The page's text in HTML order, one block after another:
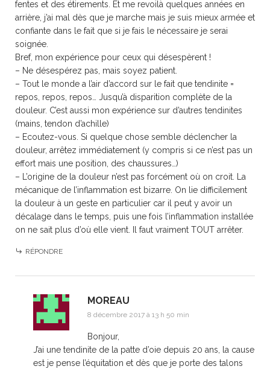
fentes et des étirements. Et me revoilà quelques années en
arrière, j’ai mal dès que je marche mais je suis mieux armée et
confiante dans le fait que si je fais le nécessaire je serai
soignée.
Bref, mon expérience pour ceux qui désespèrent !
– Ne désespérez pas, mais soyez patient.
– Tout le monde a l’air d’accord sur le fait que tendinite =
repos, repos, repos… Jusqu’à disparition complète de la
douleur. C’est aussi mon expérience sur d’autres tendinites
(mains, tendon d’achille)
– Ecoutez-vous. Si quelque chose semble déclencher la
douleur, arrêtez immédiatement (y compris si ce n’est pas un
effort mais une position, des chaussures…)
– L’origine de la douleur n’est pas forcément où on croit. La
mécanique de l’inflammation est bizarre. On lie difficilement
la douleur à un geste en particulier car il peut y avoir un
décalage dans le temps, puis une fois l’inflammation installée
on ne sait plus d’où elle vient. Il faut vraiment TOUT arrêter.
RÉPONDRE
MOREAU
8 décembre 2017 à 13 h 50 min
Bonjour,
J’ai une tendinite de la patte d’oie depuis 20 ans, la cause
est je pense l’équitation et dès que je porte des talons